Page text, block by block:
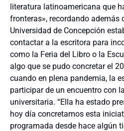
literatura latinoamericana que
fronteras», recordando además
Universidad de Concepción
contactar a la escritora para
como la Feria del Libro o la
algo que se pudo concretar el
cuando en plena pandemia, la
participar de un encuentro con
universitaria. “Ella ha estado
hoy día concretamos esta
programada desde hace algún